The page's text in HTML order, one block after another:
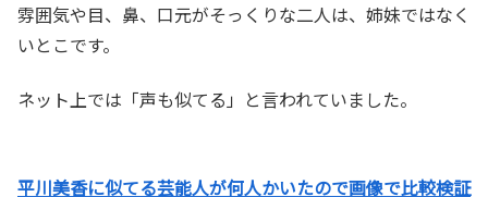
雰囲気や目、鼻、口元がそっくりな二人は、姉妹ではなく
いとこです。
ネット上では「声も似てる」と言われていました。
平川美香に似てる芸能人が何人かいたので画像で比較検証